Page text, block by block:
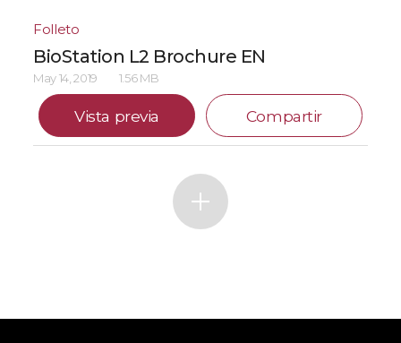
Folleto
BioStation L2 Brochure EN
May 14, 2019 1.56 MB
Vista previa Compartir